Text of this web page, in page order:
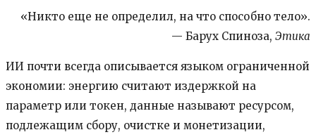
«Никто еще не определил, на что способно тело».
— Барух Спиноза, Этика
ИИ почти всегда описывается языком ограниченной
экономии: энергию считают издержкой на
параметр или токен, данные называют ресурсом,
подлежащим сбору, очистке и монетизации,